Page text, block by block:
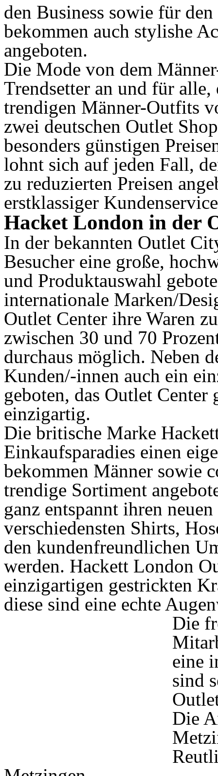
den Business sowie für
bekommen auch stylishe
angeboten.
Die Mode von dem
Trendsetter an und für
trendigen Männer-Outfits
zwei deutschen Outlet
besonders günstigen
lohnt sich auf jeden Fall,
zu reduzierten Preisen
erstklassiger
Hacket London in der
In der bekannten Outlet
Besucher eine große,
und Produktauswahl
internationale Marken/
Outlet Center ihre Waren
zwischen 30 und 70
durchaus möglich. Neben
Kunden/-innen auch ein
geboten, das Outlet
einzigartig.
Die britische Marke
Einkaufsparadies einen
bekommen Männer sowie
trendige Sortiment
ganz entspannt ihren
verschiedensten Shirts,
den kundenfreundlichen
werden. Hackett London
einzigartigen gestrickten
diese sind eine echte
Die
eine
sind
Die